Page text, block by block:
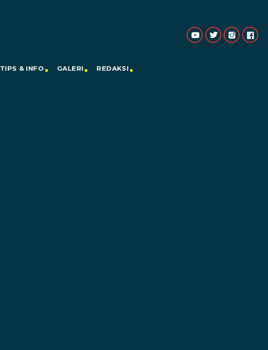
TIPS & INFO GALERI REDAKSI